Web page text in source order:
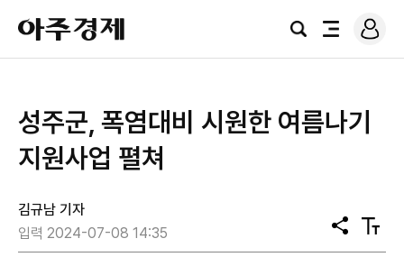
아
주
경
검
전
로
그
성주군, 폭염대비 시원한 여름나기
지원사업 펼쳐
김규남 기자
입력 2024-07-08 14:35
공
유
텍
스